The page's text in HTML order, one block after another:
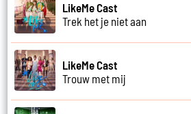
LikeMe Cast
Trek het je niet aan
LikeMe Cast
Trouw met mij